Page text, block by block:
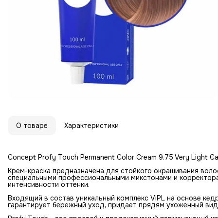
О товаре Характеристики
Concept Profy Touch Permanent Color Cream 9.75 Very Light
Крем-краска предназначена для стойкого окрашивания
специальными профессиональными микстонами и
интенсивности оттенки.
Входящий в состав уникальный комплекс ViPL на основе
гарантирует бережный уход, придает прядям ухоженный